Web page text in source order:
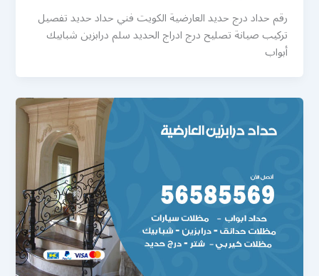
رقم حداد درج حديد العارضية الكويت فني حداد حديد تفصيل
تركيب صيانة تصليح درج ادراج الحديد سلم درابزين شبابيك
أبواب